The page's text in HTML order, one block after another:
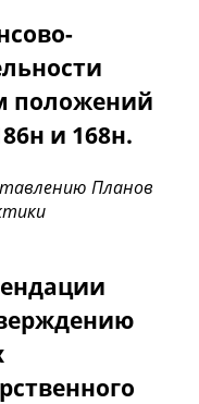
положений
и 168н.
Планов